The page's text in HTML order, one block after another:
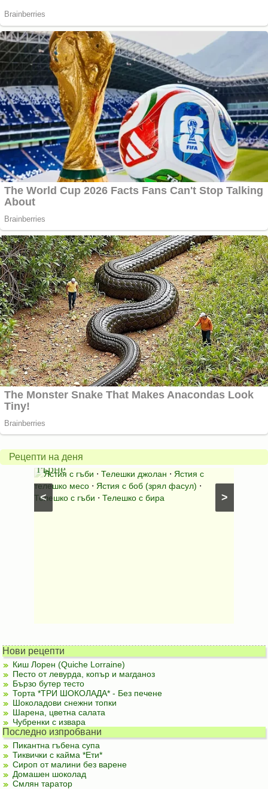
Рецепти на деня
>
<
Чушки
с
доматено
пюре
Зимнина с чушки⋅Зимнина с домати⋅
Стерилизирана зимнина⋅Апетитка и лютивка
ориз
Нови рецепти
Киш Лорен (Quiche Lorraine)
Песто от левурда, копър и магданоз
Бързо бутер тесто
Торта *ТРИ ШОКОЛАДА* - Без печене
Шоколадови снежни топки
Шарена, цветна салата
Чубренки с извара
Последно изпробвани
Пикантна гъбена супа
Тиквички с кайма *Ети*
Сироп от малини без варене
Домашен шоколад
Смлян таратор